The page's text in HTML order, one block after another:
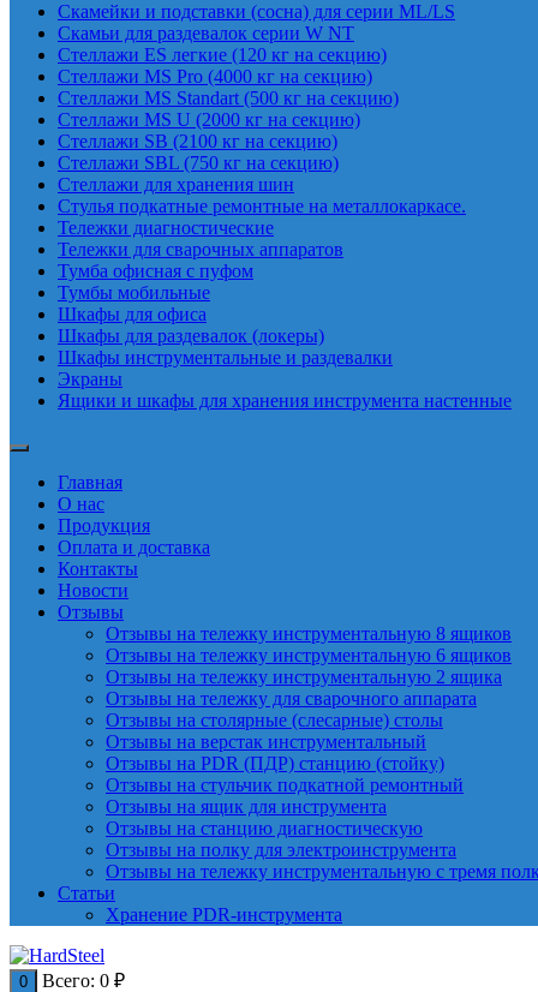
Скамейки и подставки (сосна) для серии ML/LS
Скамьи для раздевалок серии W NT
Стеллажи ES легкие (120 кг на секцию)
Стеллажи MS Pro (4000 кг на секцию)
Стеллажи MS Standart (500 кг на секцию)
Стеллажи MS U (2000 кг на секцию)
Стеллажи SB (2100 кг на секцию)
Стеллажи SBL (750 кг на секцию)
Стеллажи для хранения шин
Стулья подкатные ремонтные на металлокаркасе.
Тележки диагностические
Тележки для сварочных аппаратов
Тумба офисная с пуфом
Тумбы мобильные
Шкафы для офиса
Шкафы для раздевалок (локеры)
Шкафы инструментальные и раздевалки
Экраны
Ящики и шкафы для хранения инструмента настенные
Главная
О нас
Продукция
Оплата и доставка
Контакты
Новости
Отзывы
Отзывы на тележку инструментальную 8 ящиков
Отзывы на тележку инструментальную 6 ящиков
Отзывы на тележку инструментальную 2 ящика
Отзывы на тележку для сварочного аппарата
Отзывы на столярные (слесарные) столы
Отзывы на верстак инструментальный
Отзывы на PDR (ПДР) станцию (стойку)
Отзывы на стульчик подкатной ремонтный
Отзывы на ящик для инструмента
Отзывы на станцию диагностическую
Отзывы на полку для электроинструмента
Отзывы на тележку инструментальную с тремя
Статьи
Хранение PDR-инструмента
0 Всего: 0 ₽